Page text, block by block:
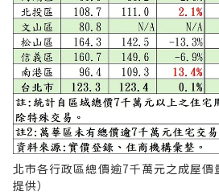
北市各行政區總價逾7千萬元之成屋
提供）